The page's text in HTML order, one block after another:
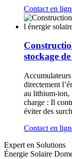
Contact en
stockage
directement
au lithium-ion,
charge : Il
éviter des
Contact en
Expert en Solutions
Énergie Solaire